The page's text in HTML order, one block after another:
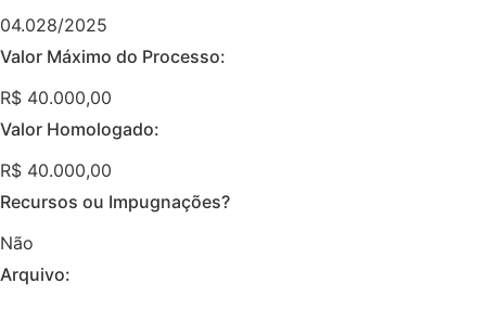
04.028/2025
Valor Máximo do Processo: ​
R$ 40.000,00
Valor Homologado: ​
R$ 40.000,00
Recursos ou Impugnações? ​
Não
Arquivo: